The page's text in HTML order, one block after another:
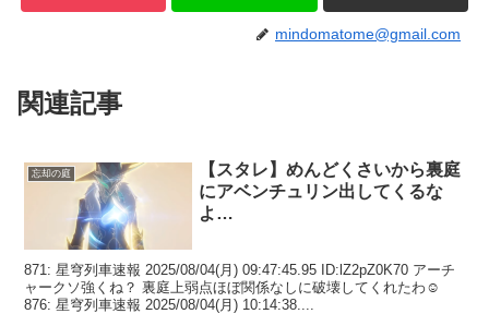
mindomatome@gmail.com
関連記事
忘却の庭
【スタレ】めんどくさいから裏庭
にアベンチュリン出してくるな
よ…
871: 星穹列車速報 2025/08/04(月) 09:47:45.95 ID:lZ2pZ0K70 アーチ
ャークソ強くね？ 裏庭上弱点ほぼ関係なしに破壊してくれたわ☺
876: 星穹列車速報 2025/08/04(月) 10:14:38....